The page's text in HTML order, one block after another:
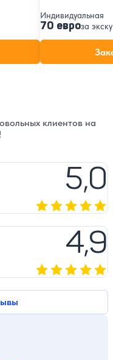
Индивидуальная
70 евроза
клиентов на
5,0
4,9